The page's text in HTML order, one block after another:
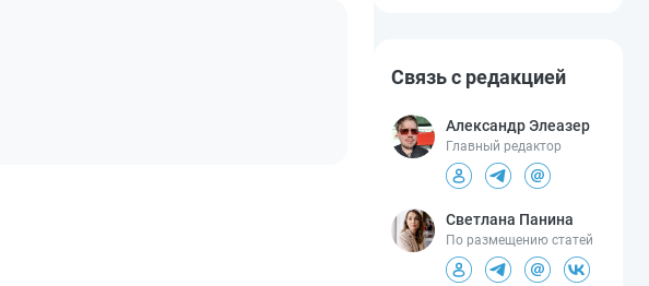
Связь с редакцией
Александр Элеазер
Главный редактор
Светлана Панина
По размещению статей